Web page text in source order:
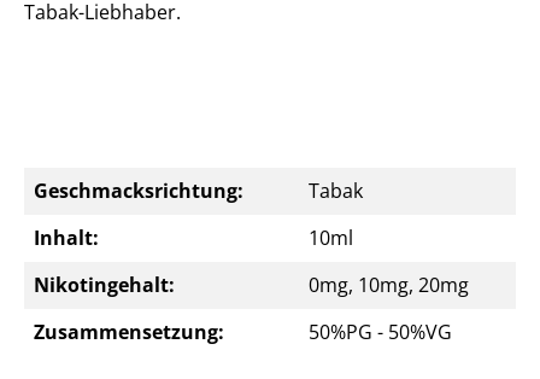
Tabak-Liebhaber.
Geschmacksrichtung:
Tabak
Inhalt:
10ml
Nikotingehalt:
0mg, 10mg, 20mg
Zusammensetzung:
50%PG - 50%VG